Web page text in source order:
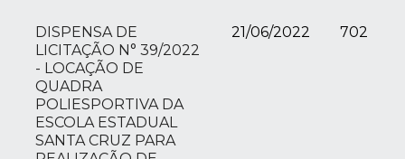
DISPENSA DE
LICITAÇÃO N° 39/2022
- LOCAÇÃO DE
QUADRA
POLIESPORTIVA DA
ESCOLA ESTADUAL
SANTA CRUZ PARA
21/06/2022 702